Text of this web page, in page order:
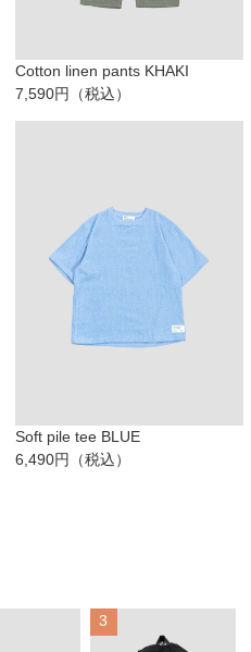
Cotton linen pants KHAKI
7,590円（税込）
Soft pile tee BLUE
6,490円（税込）
3